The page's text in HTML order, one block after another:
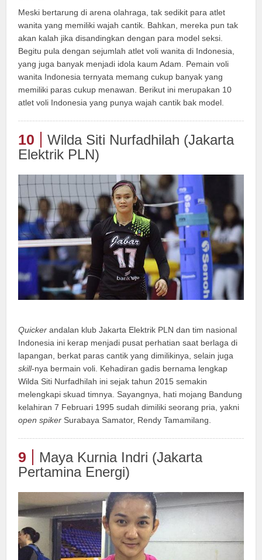
Meski bertarung di arena olahraga, tak sedikit para atlet
wanita yang memiliki wajah cantik. Bahkan, mereka pun tak
akan kalah jika disandingkan dengan para model seksi.
Begitu pula dengan sejumlah atlet voli wanita di Indonesia,
yang juga banyak menjadi idola kaum Adam. Pemain voli
wanita Indonesia ternyata memang cukup banyak yang
memiliki paras cukup menawan. Berikut ini merupakan 10
atlet voli Indonesia yang punya wajah cantik bak model.
10
Wilda Siti Nurfadhilah (Jakarta
Elektrik PLN)
Quicker andalan klub Jakarta Elektrik PLN dan tim nasional
Indonesia ini kerap menjadi pusat perhatian saat berlaga di
lapangan, berkat paras cantik yang dimilikinya, selain juga
skill-nya bermain voli. Kehadiran gadis bernama lengkap
Wilda Siti Nurfadhilah ini sejak tahun 2015 semakin
melengkapi skuad timnya. Sayangnya, hati mojang Bandung
kelahiran 7 Februari 1995 sudah dimiliki seorang pria, yakni
open spiker Surabaya Samator, Rendy Tamamilang.
9
Maya Kurnia Indri (Jakarta
Pertamina Energi)